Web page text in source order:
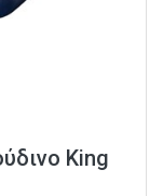
King